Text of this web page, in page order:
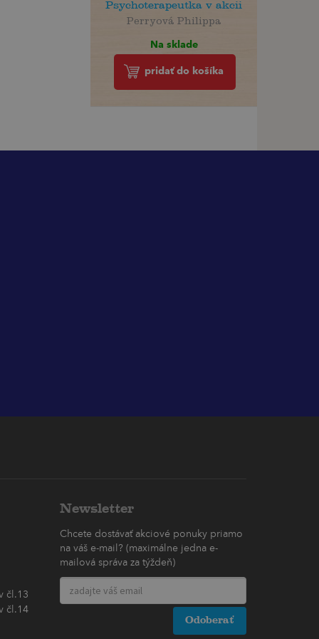
Psychoterapeutka v akcii
Perryová Philippa
Na sklade
pridať do košíka
čl.13
čl.14
Newsletter
Chcete dostávať akciové ponuky priamo
na váš e-mail? (maximálne jedna e-
mailová správa za týždeň)
Odoberať